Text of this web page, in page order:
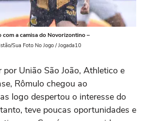
com a camisa do Novorizontino –
Sua Foto No Jogo / Jogada10
por União São João, Athletico e
Rômulo chegou ao
logo despertou o interesse do
teve poucas oportunidades e